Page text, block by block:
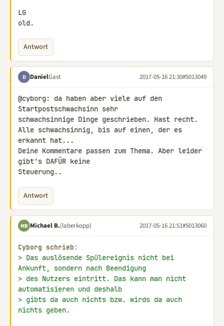
LG
old.
Antwort
D DanielGast 2017-05-16 21:30#5013049
@cyborg: da haben aber viele auf den
Startpostschwachsinn sehr
schwachsinnige Dinge geschrieben. Hast recht.
Alle schwachsinnig, bis auf einen, der es
erkannt hat...
Deine Kommentare passen zum Thema. Aber leider
gibt's DAFÜR keine
Steuerung..
Antwort
MB Michael B.(laberkopp) 2017-05-16 21:51#5013060
Cyborg schrieb:
> Das auslösende Spülereignis nicht bei
Ankunft, sondern nach Beendigung
> des Nutzers eintritt. Das kann man nicht
automatisieren und deshalb
> gibts da auch nichts bzw. wirds da auch
nichts geben.